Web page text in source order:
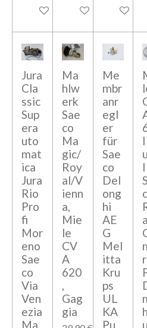
In den WarenkorbIn den Warenkorb
In den
Jura
Cla
ssic
Sup
era
uto
mat
ica
Jura
Rio
Pro
fi
Mor
eno
Sae
co
Via
Ven
ezia
Ma
Ma
hlw
erk
Sae
co
Ma
gic/
Roy
al/V
ienn
a,
Mie
le
CV
A
620
,
Gag
gia
Me
mbr
anr
egl
er
für
Sae
co
Del
ong
hi
AE
G
Mel
itta
Kru
ps
UL
KA
Pu
I